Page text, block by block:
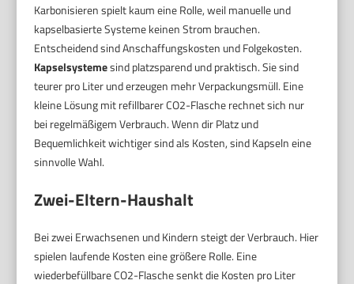
Karbonisieren spielt kaum eine Rolle, weil manuelle und
kapselbasierte Systeme keinen Strom brauchen.
Entscheidend sind Anschaffungskosten und Folgekosten.
Kapselsystemesind platzsparend und praktisch. Sie sind
teurer pro Liter und erzeugen mehr Verpackungsmüll. Eine
kleine Lösung mit refillbarer CO2-Flasche rechnet sich nur
bei regelmäßigem Verbrauch. Wenn dir Platz und
Bequemlichkeit wichtiger sind als Kosten, sind Kapseln eine
sinnvolle Wahl.
Zwei-Eltern-Haushalt
Bei zwei Erwachsenen und Kindern steigt der Verbrauch. Hier
spielen laufende Kosten eine größere Rolle. Eine
wiederbefüllbare CO2-Flasche senkt die Kosten pro Liter